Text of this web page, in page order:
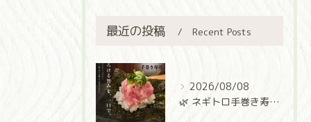
最近の投稿 Recent Posts
2026/08/08
🌿 ネギトロ手巻き寿司 🌿